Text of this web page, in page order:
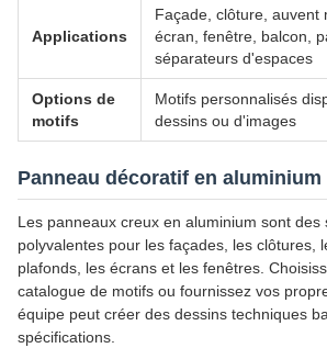
Applications
Façade, clôture, auvent
écran, fenêtre, balcon,
séparateurs d'espaces
Options de
motifs
Motifs personnalisés
dessins ou d'images
Panneau décoratif en aluminium
Les panneaux creux en aluminium sont des
polyvalentes pour les façades, les clôtures,
plafonds, les écrans et les fenêtres.
catalogue de motifs ou fournissez vos
équipe peut créer des dessins techniques
spécifications.